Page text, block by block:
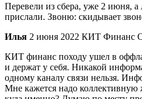
Перевели из сбера, уже 2 июня, а
прислали. Звоню: скидывает
Илья 2 июня 2022 КИТ Финанс
КИТ финанс походу ушел в
и держат у себя. Никакой
одному каналу связи нельзя.
Мне кажется надо коллективную